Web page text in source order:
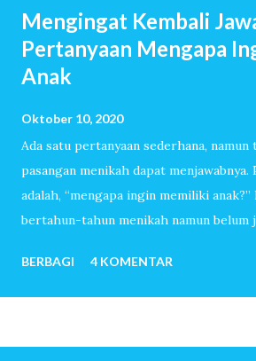
Mengingat Kembali
Pertanyaan Mengapa
Anak
Oktober 10, 2020
Ada satu pertanyaan sederhana, namun
pasangan menikah dapat menjawabnya.
adalah, “mengapa ingin memiliki anak?”
bertahun-tahun menikah namun belum
melewati ribuan hari tanpa tangis bayi,
dengan anak-anak. Mereka menemukan
sangat mudah dititipi anak oleh-Nya,
BERBAGI 4 KOMENTAR